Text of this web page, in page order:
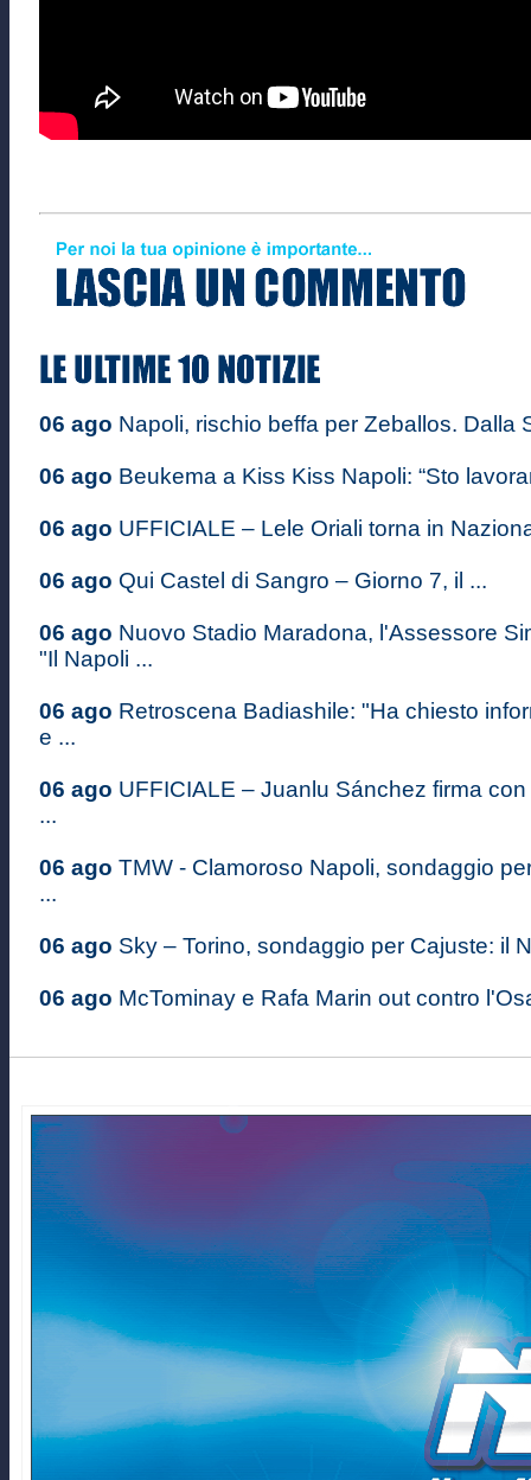
06 ago Napoli, rischio beffa per Zeballos. Dalla
06 ago Beukema a Kiss Kiss Napoli: “Sto
06 ago UFFICIALE – Lele Oriali torna in
06 ago Qui Castel di Sangro – Giorno 7, il ...
06 ago Nuovo Stadio Maradona, l'Assessore
"Il Napoli ...
06 ago Retroscena Badiashile: "Ha chiesto
e ...
06 ago UFFICIALE – Juanlu Sánchez firma
...
06 ago TMW - Clamoroso Napoli, sondaggio
...
06 ago Sky – Torino, sondaggio per Cajuste: il
06 ago McTominay e Rafa Marin out contro